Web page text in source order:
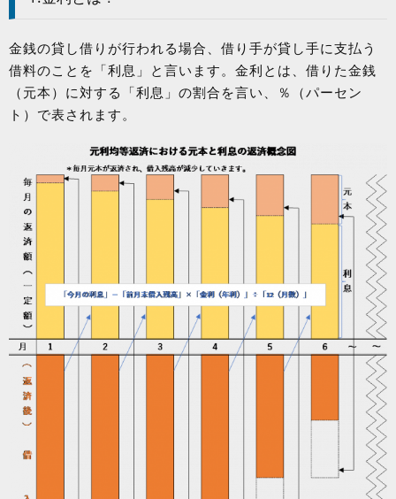
金銭の貸し借りが行われる場合、借り手が貸し手に支払う
借料のことを「利息」と言います。金利とは、借りた金銭
（元本）に対する「利息」の割合を言い、％（パーセン
ト）で表されます。